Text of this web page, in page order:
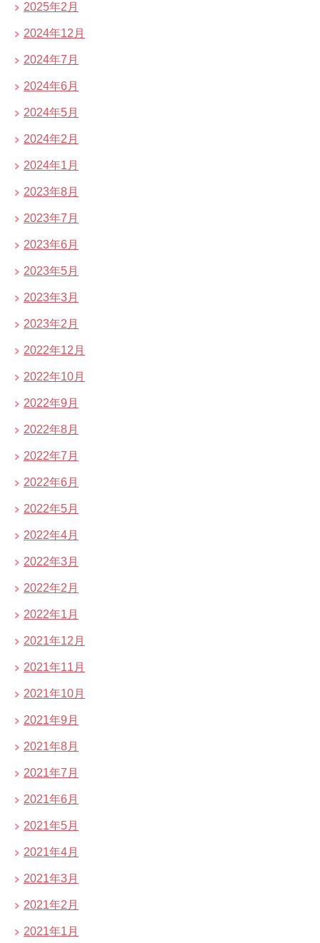
2025年2月
2024年12月
2024年7月
2024年6月
2024年5月
2024年2月
2024年1月
2023年8月
2023年7月
2023年6月
2023年5月
2023年3月
2023年2月
2022年12月
2022年10月
2022年9月
2022年8月
2022年7月
2022年6月
2022年5月
2022年4月
2022年3月
2022年2月
2022年1月
2021年12月
2021年11月
2021年10月
2021年9月
2021年8月
2021年7月
2021年6月
2021年5月
2021年4月
2021年3月
2021年2月
2021年1月